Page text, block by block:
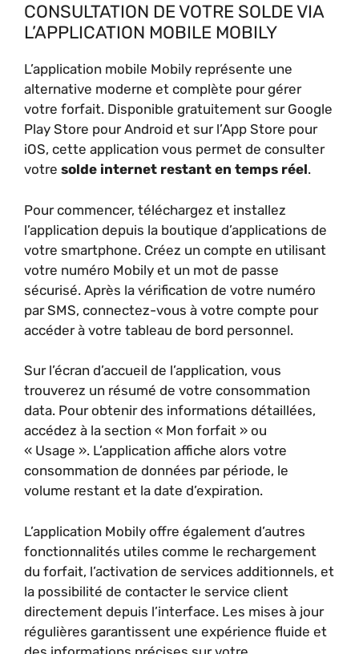
CONSULTATION DE VOTRE SOLDE VIA
L’APPLICATION MOBILE MOBILY
L’application mobile Mobily représente une
alternative moderne et complète pour gérer
votre forfait. Disponible gratuitement sur Google
Play Store pour Android et sur l’App Store pour
iOS, cette application vous permet de consulter
votre solde internet restant en temps réel.
Pour commencer, téléchargez et installez
l’application depuis la boutique d’applications de
votre smartphone. Créez un compte en utilisant
votre numéro Mobily et un mot de passe
sécurisé. Après la vérification de votre numéro
par SMS, connectez-vous à votre compte pour
accéder à votre tableau de bord personnel.
Sur l’écran d’accueil de l’application, vous
trouverez un résumé de votre consommation
data. Pour obtenir des informations détaillées,
accédez à la section « Mon forfait » ou
« Usage ». L’application affiche alors votre
consommation de données par période, le
volume restant et la date d’expiration.
L’application Mobily offre également d’autres
fonctionnalités utiles comme le rechargement
du forfait, l’activation de services additionnels, et
la possibilité de contacter le service client
directement depuis l’interface. Les mises à jour
régulières garantissent une expérience fluide et